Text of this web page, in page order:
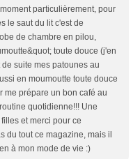
particulièrement, pour
le saut du lit c'est de
de chambre en pilou,
toute douce (j'en
suite mes patounes au
en moumoutte toute douce
me prépare un bon café au
quotidienne!!! Une
et merci pour ce
du tout ce magazine, mais il
à mon mode de vie :)